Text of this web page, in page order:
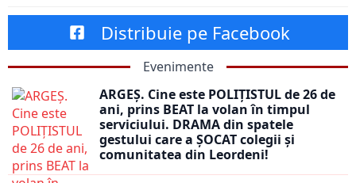
Distribuie pe Facebook
Evenimente
ARGEȘ. Cine este POLIȚISTUL de 26 de
ani, prins BEAT la volan în timpul
serviciului. DRAMA din spatele
gestului care a ȘOCAT colegii și
comunitatea din Leordeni!